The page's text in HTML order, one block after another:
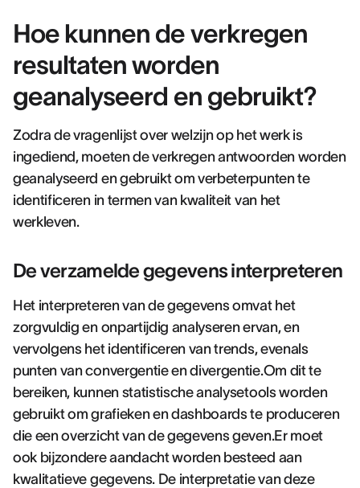
Hoe kunnen de verkregen
resultaten worden
geanalyseerd en gebruikt?
Zodra de vragenlijst over welzijn op het werk is
ingediend, moeten de verkregen antwoorden worden
geanalyseerd en gebruikt om verbeterpunten te
identificeren in termen van kwaliteit van het
werkleven.
De verzamelde gegevens interpreteren
Het interpreteren van de gegevens omvat het
zorgvuldig en onpartijdig analyseren ervan, en
vervolgens het identificeren van trends, evenals
punten van convergentie en divergentie.Om dit te
bereiken, kunnen statistische analysetools worden
gebruikt om grafieken en dashboards te produceren
die een overzicht van de gegevens geven.Er moet
ook bijzondere aandacht worden besteed aan
kwalitatieve gegevens. De interpretatie van deze